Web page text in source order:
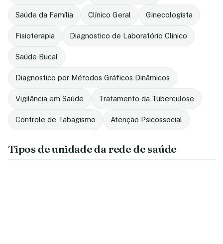
Saúde da Família Clínico Geral Ginecologista
Fisioterapia Diagnostico de Laboratório Clinico
Saúde Bucal
Diagnostico por Métodos Gráficos Dinâmicos
Vigilância em Saúde Tratamento da Tuberculose
Controle de Tabagismo Atenção Psicossocial
Tipos de unidade da rede de saúde